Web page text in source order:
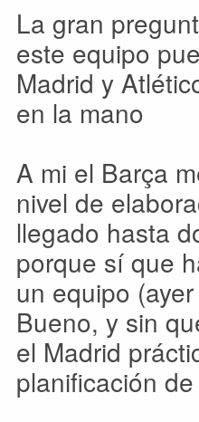
La gran
este equipo
Madrid y
en la mano
A mi el Barça
nivel de
llegado hasta
porque sí que
un equipo
Bueno, y sin
el Madrid
planificación